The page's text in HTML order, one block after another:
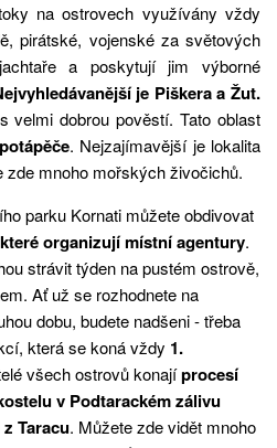
na ostrovech využívány vždy
pirátské, vojenské za světových
a poskytují jim výborné
je Piškera a Žut.
velmi dobrou pověstí. Tato oblast
potápěče. Nejzajímavější je lokalita
zde mnoho mořských živočichů.
parku Kornati můžete obdivovat
organizují místní agentury.
strávit týden na pustém ostrově,
Ať už se rozhodnete na
dobu, budete nadšeni - třeba
která se koná vždy 1.
všech ostrovů konajíprocesí
v Podtarackém zálivu
Taracu. Můžete zde vidět mnoho